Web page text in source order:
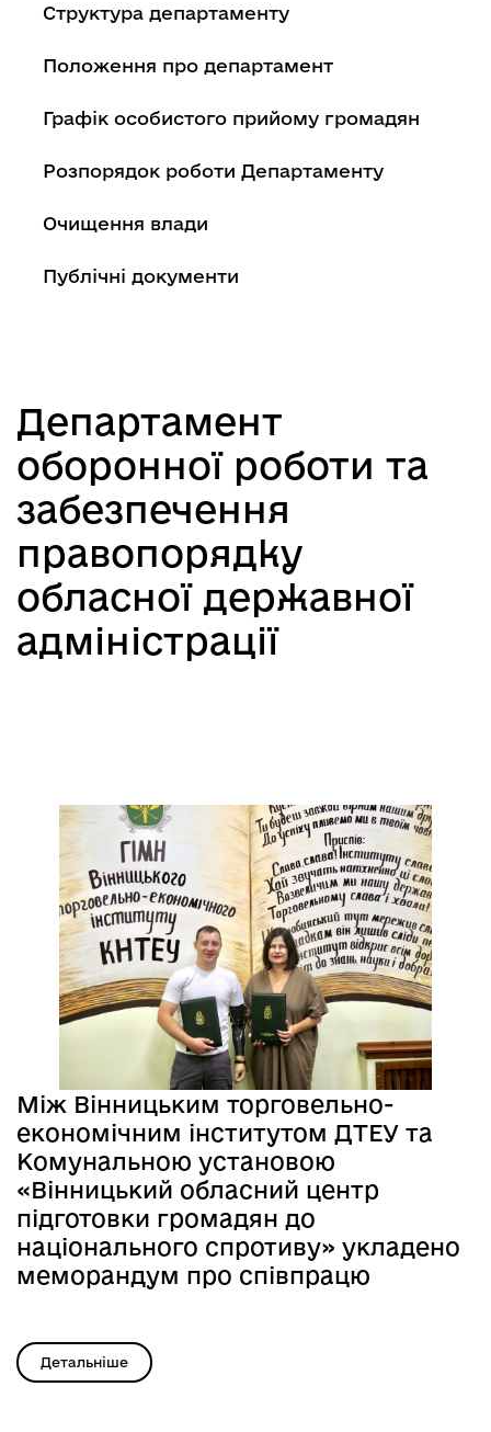
Структура департаменту
Положення про департамент
Графік особистого прийому громадян
Розпорядок роботи Департаменту
Очищення влади
Публічні документи
Департамент
оборонної роботи та
забезпечення
правопорядку
обласної державної
адміністрації
Між Вінницьким торговельно-
економічним інститутом ДТЕУ та
Комунальною установою
«Вінницький обласний центр
підготовки громадян до
національного спротиву» укладено
меморандум про співпрацю
Детальніше